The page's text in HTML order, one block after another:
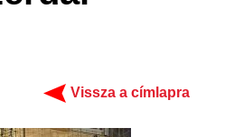
Vissza a címlapra